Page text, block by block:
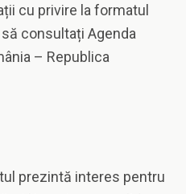
cu privire la formatul
consultați Agenda
– Republica
prezintă interes pentru